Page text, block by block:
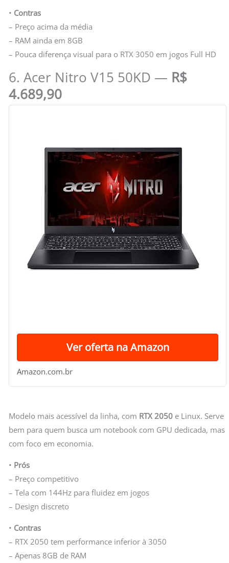
• Contras
– Preço acima da média
– RAM ainda em 8GB
– Pouca diferença visual para o RTX 3050 em jogos Full HD
6. Acer Nitro V15 50KD — R$
4.689,90
Ver oferta na Amazon
Amazon.com.br
Modelo mais acessível da linha, com RTX 2050 e Linux. Serve
bem para quem busca um notebook com GPU dedicada, mas
com foco em economia.
• Prós
– Preço competitivo
– Tela com 144Hz para fluidez em jogos
– Design discreto
• Contras
– RTX 2050 tem performance inferior à 3050
– Apenas 8GB de RAM